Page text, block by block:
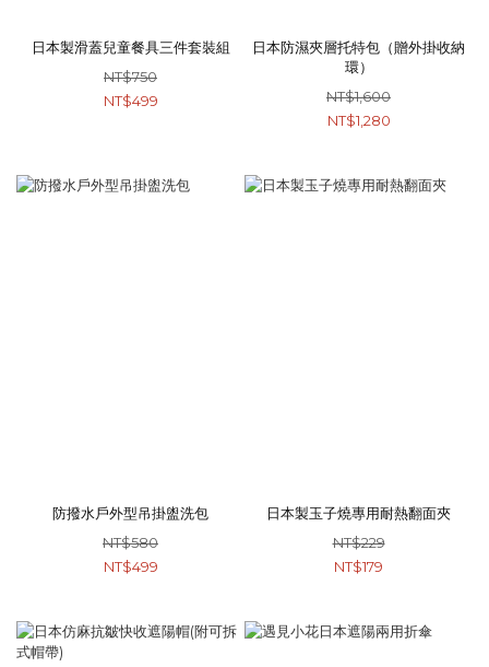
日本製滑蓋兒童餐具三件套裝組
NT$750
NT$499
日本防濕夾層托特包（贈外掛收納
環）
NT$1,600
NT$1,280
防撥水戶外型吊掛盥洗包
NT$580
NT$499
日本製玉子燒專用耐熱翻面夾
NT$229
NT$179